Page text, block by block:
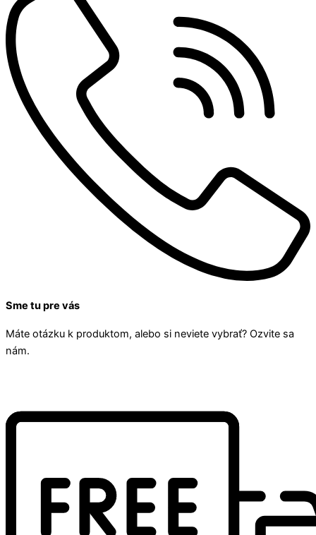
Sme tu pre vás
Máte otázku k produktom, alebo si neviete vybrať? Ozvite sa
nám.